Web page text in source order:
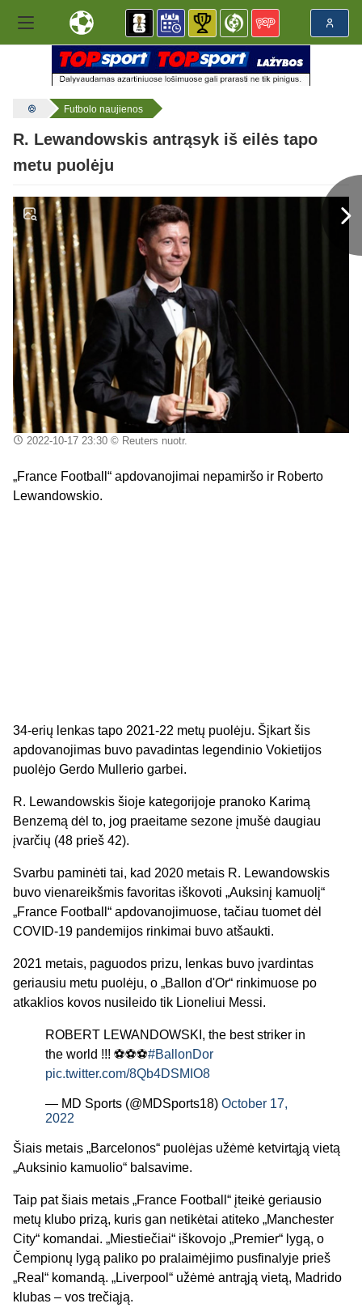
Futbolo naujienos
R. Lewandowskis antrąsyk iš eilės tapo
metu puolėju
2022-10-17 23:30© Reuters nuotr.
„France Football“ apdovanojimai nepamiršo ir Roberto
Lewandowskio.
34-erių lenkas tapo 2021-22 metų puolėju. Šįkart šis
apdovanojimas buvo pavadintas legendinio Vokietijos
puolėjo Gerdo Mullerio garbei.
R. Lewandowskis šioje kategorijoje pranoko Karimą
Benzemą dėl to, jog praeitame sezone įmušė daugiau
įvarčių (48 prieš 42).
Svarbu paminėti tai, kad 2020 metais R. Lewandowskis
buvo vienareikšmis favoritas iškovoti „Auksinį kamuolį“
„France Football“ apdovanojimuose, tačiau tuomet dėl
COVID-19 pandemijos rinkimai buvo atšaukti.
2021 metais, paguodos prizu, lenkas buvo įvardintas
geriausiu metu puolėju, o „Ballon d'Or“ rinkimuose po
atkaklios kovos nusileido tik Lioneliui Messi.
ROBERT LEWANDOWSKI, the best striker in
the world !!! ⚽⚽⚽#BallonDor
pic.twitter.com/8Qb4DSMIO8
— MD Sports (@MDSports18) October 17,
2022
Šiais metais „Barcelonos“ puolėjas užėmė ketvirtąją vietą
„Auksinio kamuolio“ balsavime.
Taip pat šiais metais „France Football“ įteikė geriausio
metų klubo prizą, kuris gan netikėtai atiteko „Manchester
City“ komandai. „Miestiečiai“ iškovojo „Premier“ lygą, o
Čempionų lygą paliko po pralaimėjimo pusfinalyje prieš
„Real“ komandą. „Liverpool“ užėmė antrąją vietą, Madrido
klubas – vos trečiąją.